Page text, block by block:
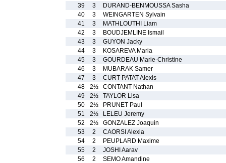
39
3
DURAND-BENMOUSSA Sasha
40
3
WEINGARTEN Sylvain
41
3
MATHLOUTHI Liam
42
3
BOUDJEMLINE Ismail
43
3
GUYON Jacky
44
3
KOSAREVA Maria
45
3
GOURDEAU Marie-Christine
46
3
MUBARAK Samer
47
3
CURT-PATAT Alexis
48
2½
CONTANT Nathan
49
2½
TAYLOR Lisa
50
2½
PRUNET Paul
51
2½
LELEU Jeremy
52
2½
GONZALEZ Joaquin
53
2
CAORSI Alexia
54
2
PEUPLARD Maxime
55
2
JOSHI Aarav
56
2
SEMO Amandine